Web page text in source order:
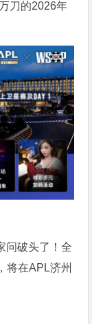
刀的2026年
问破头了！全
将在APL济州